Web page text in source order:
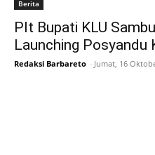
Berita
Plt Bupati KLU
Launching Posyandu
Redaksi Barbareto - Jumat, 16